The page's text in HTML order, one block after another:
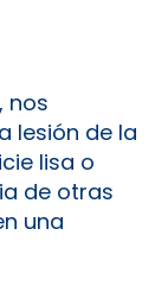
nos
lesión de la
lisa o
de otras
una